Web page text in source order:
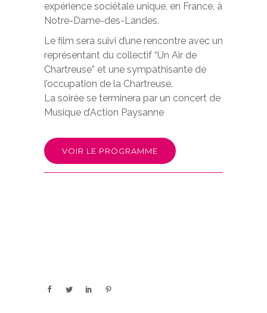
expérience sociétale unique, en France, à
Notre-Dame-des-Landes.
Le film sera suivi d’une rencontre avec un
représentant du collectif “Un Air de
Chartreuse” et une sympathisante de
l’occupation de la Chartreuse.
La soirée se terminera par un concert de
Musique d’Action Paysanne
VOIR LE PROGRAMME